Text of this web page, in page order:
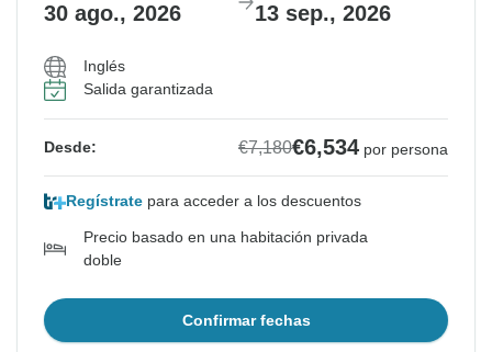
30 ago., 2026 13 sep., 2026
Inglés
Salida garantizada
Desde: €7,180€6,534 por persona
Regístrate para acceder a los descuentos
Precio basado en una habitación privada
doble
Confirmar fechas